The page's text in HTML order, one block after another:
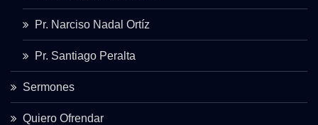
Pr. Narciso Nadal Ortíz
Pr. Santiago Peralta
Sermones
Quiero Ofrendar